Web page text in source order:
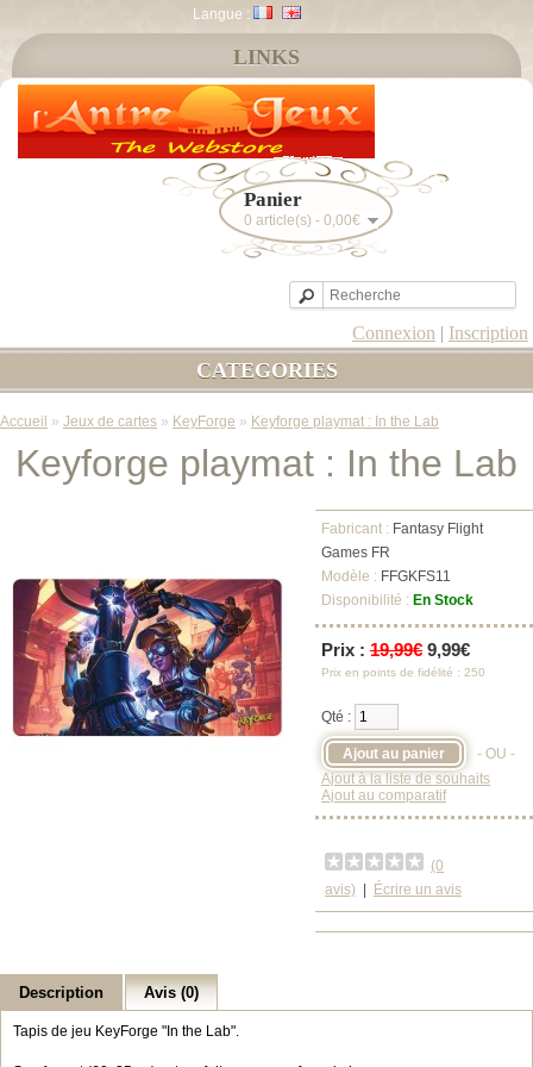
Langue :
Panier
0 article(s) - 0,00€
Connexion | Inscription
LINKS
CATEGORIES
Accueil » Jeux de cartes » KeyForge » Keyforge playmat : In the Lab
Keyforge playmat : In the Lab
Fabricant : Fantasy Flight
Games FR
Modèle : FFGKFS11
Disponibilité : En Stock
Prix : 19,99€ 9,99€
Prix en points de fidélité : 250
Qté :
- OU -
Ajout à la liste de souhaits
Ajout au comparatif
(0
avis)
Écrire un avis
Description Avis (0)
Tapis de jeu KeyForge "In the Lab".